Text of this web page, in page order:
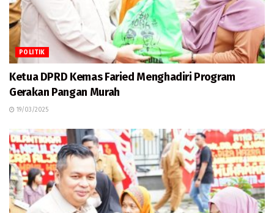
POLITIK
Ketua DPRD Kemas Faried Menghadiri Program
Gerakan Pangan Murah
19/03/2025